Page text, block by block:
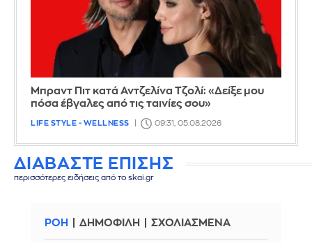
Μπραντ Πιτ κατά Αντζελίνα Τζολί: «Δείξε μου
πόσα έβγαλες από τις ταινίες σου»
LIFE STYLE - WELLNESS 09:31, 05.08.2026
ΔΙΑΒΑΣΤΕ ΕΠΙΣΗΣ
περισσότερες ειδήσεις από το skai.gr
ΡΟΗ ΔΗΜΟΦΙΛΗ ΣΧΟΛΙΑΣΜΕΝΑ